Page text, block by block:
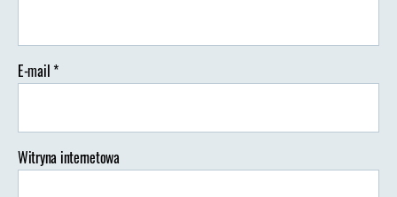
E-mail*
Witryna internetowa